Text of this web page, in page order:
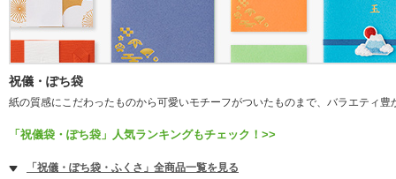
祝儀・ぽち袋
紙の質感にこだわったものから可愛いモチーフがついたものまで、バラエティ
「祝儀袋・ぽち袋」人気ランキングもチェック！>>
「祝儀・ぽち袋・ふくさ」全商品一覧を見る